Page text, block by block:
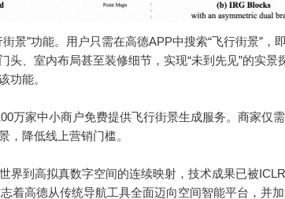
景”功能。用户只需在高德APP中搜索“飞行街景”，
、室内布局甚至装修细节，实现“未到先见”的实景
功能。
万家中小商户免费提供飞行街景生成服务。商家仅
，降低线上营销门槛。
界到高拟真数字空间的连续映射，技术成果已被ICLR
着高德从传统导航工具全面迈向空间智能平台，并